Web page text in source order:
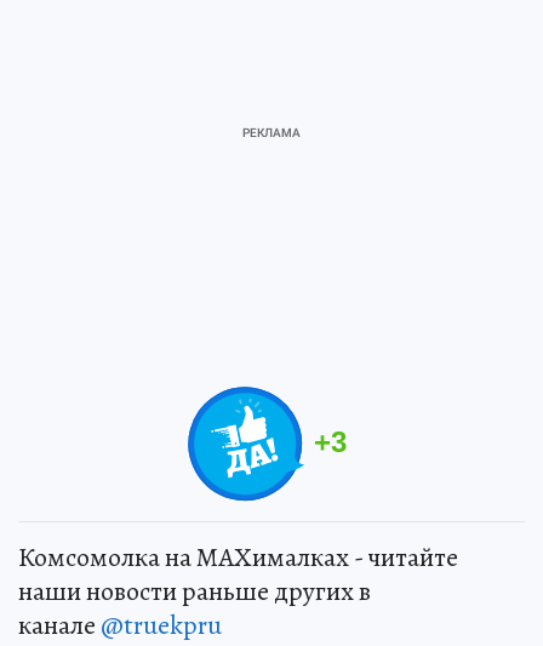
+3
Комсомолка на MAXималках - читайте
наши новости раньше других в
канале @truekpru